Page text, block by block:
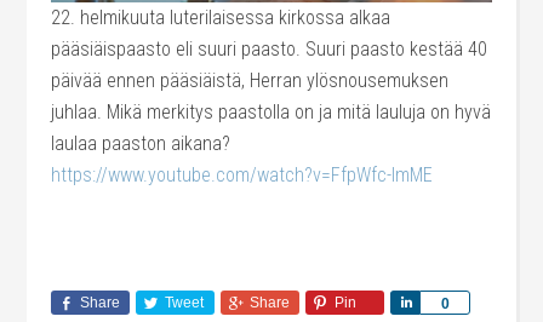
22. helmikuuta luterilaisessa kirkossa alkaa
pääsiäispaasto eli suuri paasto. Suuri paasto kestää 40
päivää ennen pääsiäistä, Herran ylösnousemuksen
juhlaa. Mikä merkitys paastolla on ja mitä lauluja on hyvä
laulaa paaston aikana?
https://www.youtube.com/watch?v=FfpWfc-ImME
Share Tweet Share Pin 0
Share